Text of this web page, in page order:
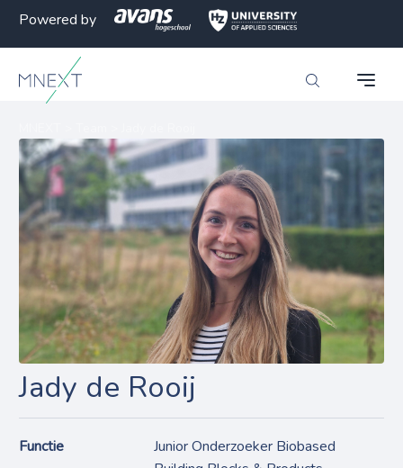
Powered by
Jady de Rooij
Functie
Junior Onderzoeker Biobased